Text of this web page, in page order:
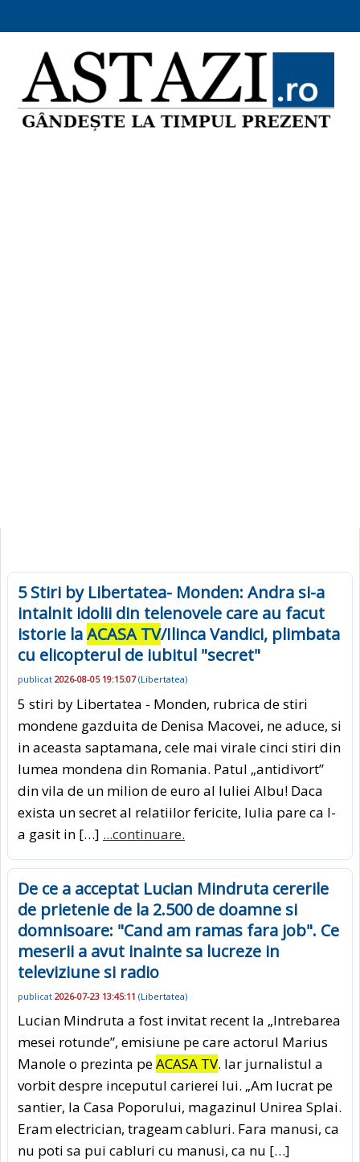
5 Stiri by Libertatea- Monden: Andra si-a
intalnit idolii din telenovele care au facut
istorie laACASA TV/Ilinca Vandici, plimbata
cu elicopterul de iubitul "secret"
publicat 2026-08-05 19:15:07(Libertatea)
5 stiri by Libertatea - Monden, rubrica de stiri
mondene gazduita de Denisa Macovei, ne aduce, si
in aceasta saptamana, cele mai virale cinci stiri din
lumea mondena din Romania. Patul „antidivort”
din vila de un milion de euro al Iuliei Albu! Daca
exista un secret al relatiilor fericite, Iulia pare ca l-
a gasit in […] ...continuare.
De ce a acceptat Lucian Mindruta cererile
de prietenie de la 2.500 de doamne si
domnisoare: "Cand am ramas fara job". Ce
meserii a avut inainte sa lucreze in
televiziune si radio
publicat 2026-07-23 13:45:11 (Libertatea)
Lucian Mindruta a fost invitat recent la „Intrebarea
mesei rotunde”, emisiune pe care actorul Marius
Manole o prezinta peACASA TV. Iar jurnalistul a
vorbit despre inceputul carierei lui. „Am lucrat pe
santier, la Casa Poporului, magazinul Unirea Splai.
Eram electrician, trageam cabluri. Fara manusi, ca
nu poti sa pui cabluri cu manusi, ca nu […]